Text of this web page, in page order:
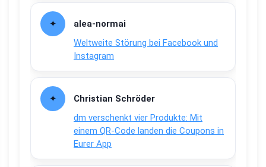
alea-normai
Weltweite Störung bei Facebook und
Instagram
Christian Schröder
dm verschenkt vier Produkte: Mit
einem QR-Code landen die Coupons in
Eurer App